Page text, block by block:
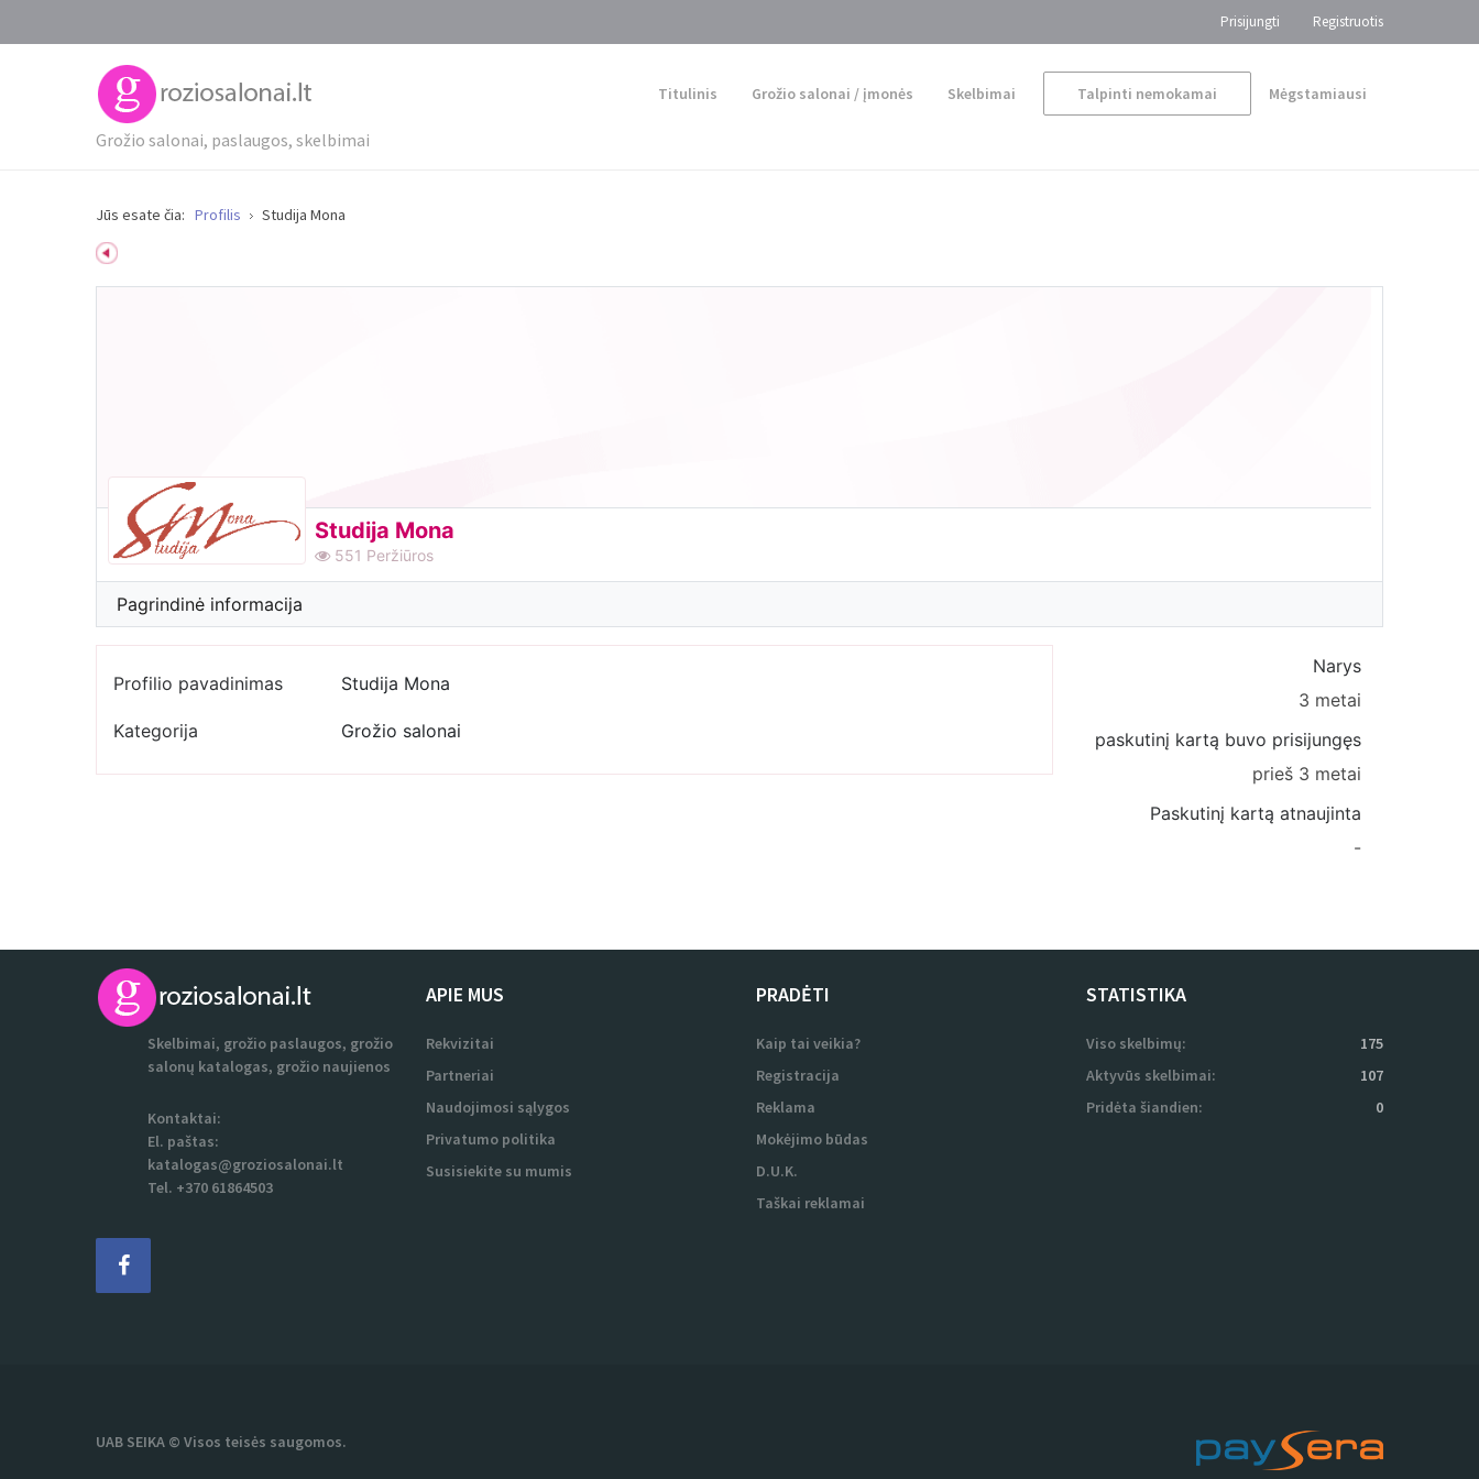
Prisijungti Registruotis
Grožio salonai, paslaugos, skelbimai
Titulinis Grožio salonai / įmonės Skelbimai Talpinti nemokamai Mėgstamiausi
Jūs esate čia: Profilis Studija Mona
Studija Mona
Peržiūros
551
Pagrindinė informacija
Profilio pavadinimas Studija Mona
Kategorija Grožio salonai
Narys
3 metai
paskutinį kartą buvo prisijungęs
prieš 3 metai
Paskutinį kartą atnaujinta
-
Skelbimai, grožio paslaugos, grožio
salonų katalogas, grožio naujienos
Kontaktai:
El. paštas:
katalogas@groziosalonai.lt
Tel. +370 61864503
APIE MUS
Rekvizitai
Partneriai
Naudojimosi sąlygos
Privatumo politika
Susisiekite su mumis
PRADĖTI
Kaip tai veikia?
Registracija
Reklama
Mokėjimo būdas
D.U.K.
Taškai reklamai
STATISTIKA
Viso skelbimų:
175
Aktyvūs skelbimai:
107
Pridėta šiandien:
0
UAB SEIKA © Visos teisės saugomos.